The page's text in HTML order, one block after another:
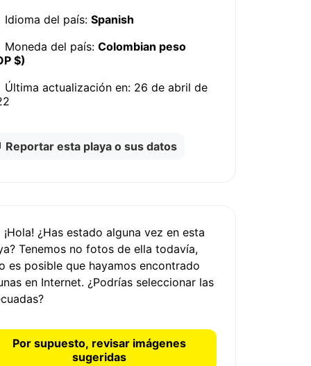
Idioma del país:Spanish
Moneda del país:Colombian peso
$)
Última actualización en: 26 de abril de
Reportar esta playa o sus datos
¡Hola! ¿Has estado alguna vez en esta
Tenemos no fotosde ella todavía,
es posible que hayamos encontrado
en Internet. ¿Podrías seleccionar las
Por supuesto, revisar imágenes
sugeridas